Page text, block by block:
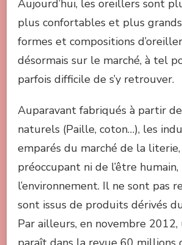
Aujourd’hui, les oreillers sont
plus confortables et plus
formes et compositions
désormais sur le marché, à tel
parfois difficile de s’y retrouver.
Auparavant fabriqués à partir
naturels (Paille, coton…), les
emparés du marché de la literie,
préoccupant ni de l’être humain,
l’environnement. Il ne sont pas
sont issus de produits dérivés
Par ailleurs, en novembre